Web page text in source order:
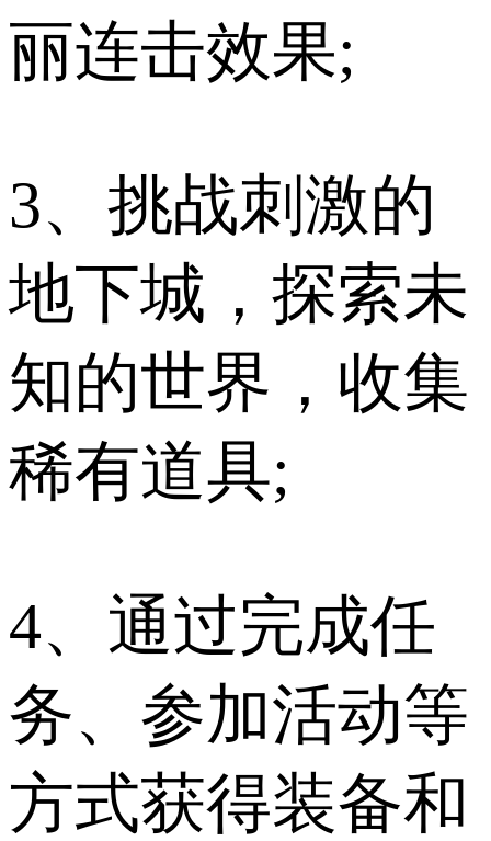
丽连击效果;
3、挑战刺激的
地下城，探索未
知的世界，收集
稀有道具;
4、通过完成任
务、参加活动等
方式获得装备和